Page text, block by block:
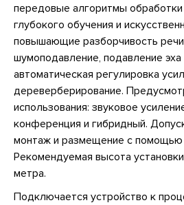
передовые алгоритмы обработки
глубокого обучения и
повышающие разборчивость
шумоподавление, подавление эха
автоматическая регулировка
дереверберирование.
использования: звуковое
конференция и гибридный.
монтаж и размещение с помощью
Рекомендуемая высота
метра.
Подключается устройство к